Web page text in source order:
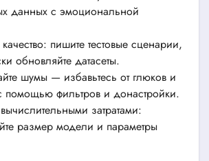
данных с эмоциональной
пишите тестовые сценарии,
обновляйте датасеты.
шумы — избавьтесь от глюков и
помощью фильтров и донастройки.
затратами:
размер модели и параметры